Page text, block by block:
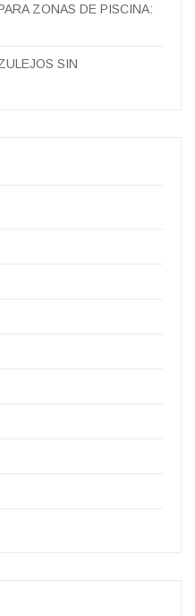
ZONAS DE PISCINA:
SIN